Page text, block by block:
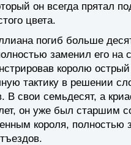
он всегда прятал
цвета.
погиб больше
заменил его на
королю
тактику в решении
В свои семьдесят, а
он уже был старшим
короля, полностью